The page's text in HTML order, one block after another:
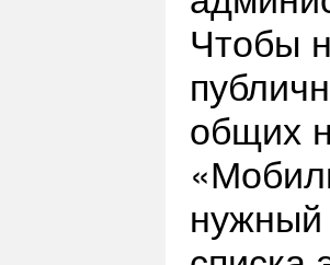
Чтобы
общих